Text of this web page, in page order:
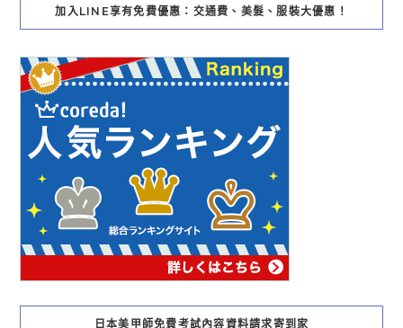
加入LINE享有免費優惠：交通費、美髮、服裝大優惠！
日本美甲師免費考試內容資料請求寄到家